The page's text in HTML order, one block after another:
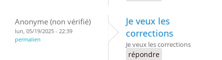
Anonyme (non vérifié)
lun, 05/19/2025 - 22:39
permalien
Je veux les
corrections
Je veux les corrections
répondre